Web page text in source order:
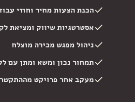
הכנת הצעות מחיר וחוזי
אסטרטגיות שיווק ומציאת
ניהול מפגש מכירה מוצלח
תמחור נכון ומשא ומתן עם
מעקב אחר פרויקט